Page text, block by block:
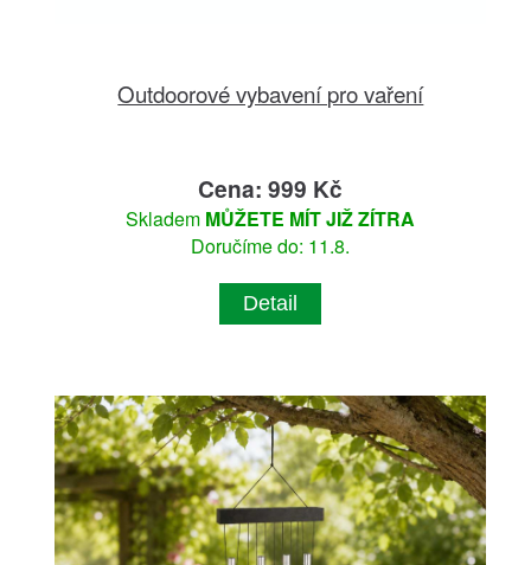
Outdoorové vybavení pro vaření
Cena: 999 Kč
Skladem MŮŽETE MÍT JIŽ ZÍTRA
Doručíme do: 11.8.
Detail